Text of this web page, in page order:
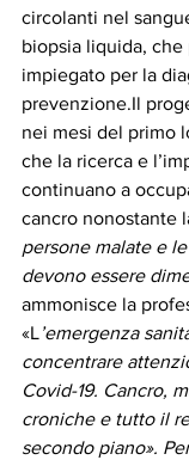
circolanti nel
biopsia liquida, che
impiegato per la
prevenzione.Il
nei mesi del primo
che la ricerca e
continuano a
cancro nonostante
persone malate e
devono essere
ammonisce la
«L’emergenza
concentrare
Covid-19. Cancro,
croniche e tutto il
secondo piano».